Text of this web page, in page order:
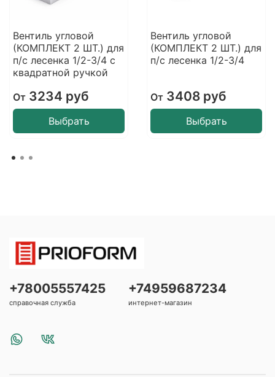
Вентиль угловой
(КОМПЛЕКТ 2 ШТ.) для
п/с лесенка 1/2-3/4 с
квадратной ручкой
От3234 руб
Выбрать
Вентиль угловой
(КОМПЛЕКТ 2 ШТ.) для
п/с лесенка 1/2-3/4
От3408 руб
Выбрать
+78005557425
справочная служба
+74959687234
интернет-магазин